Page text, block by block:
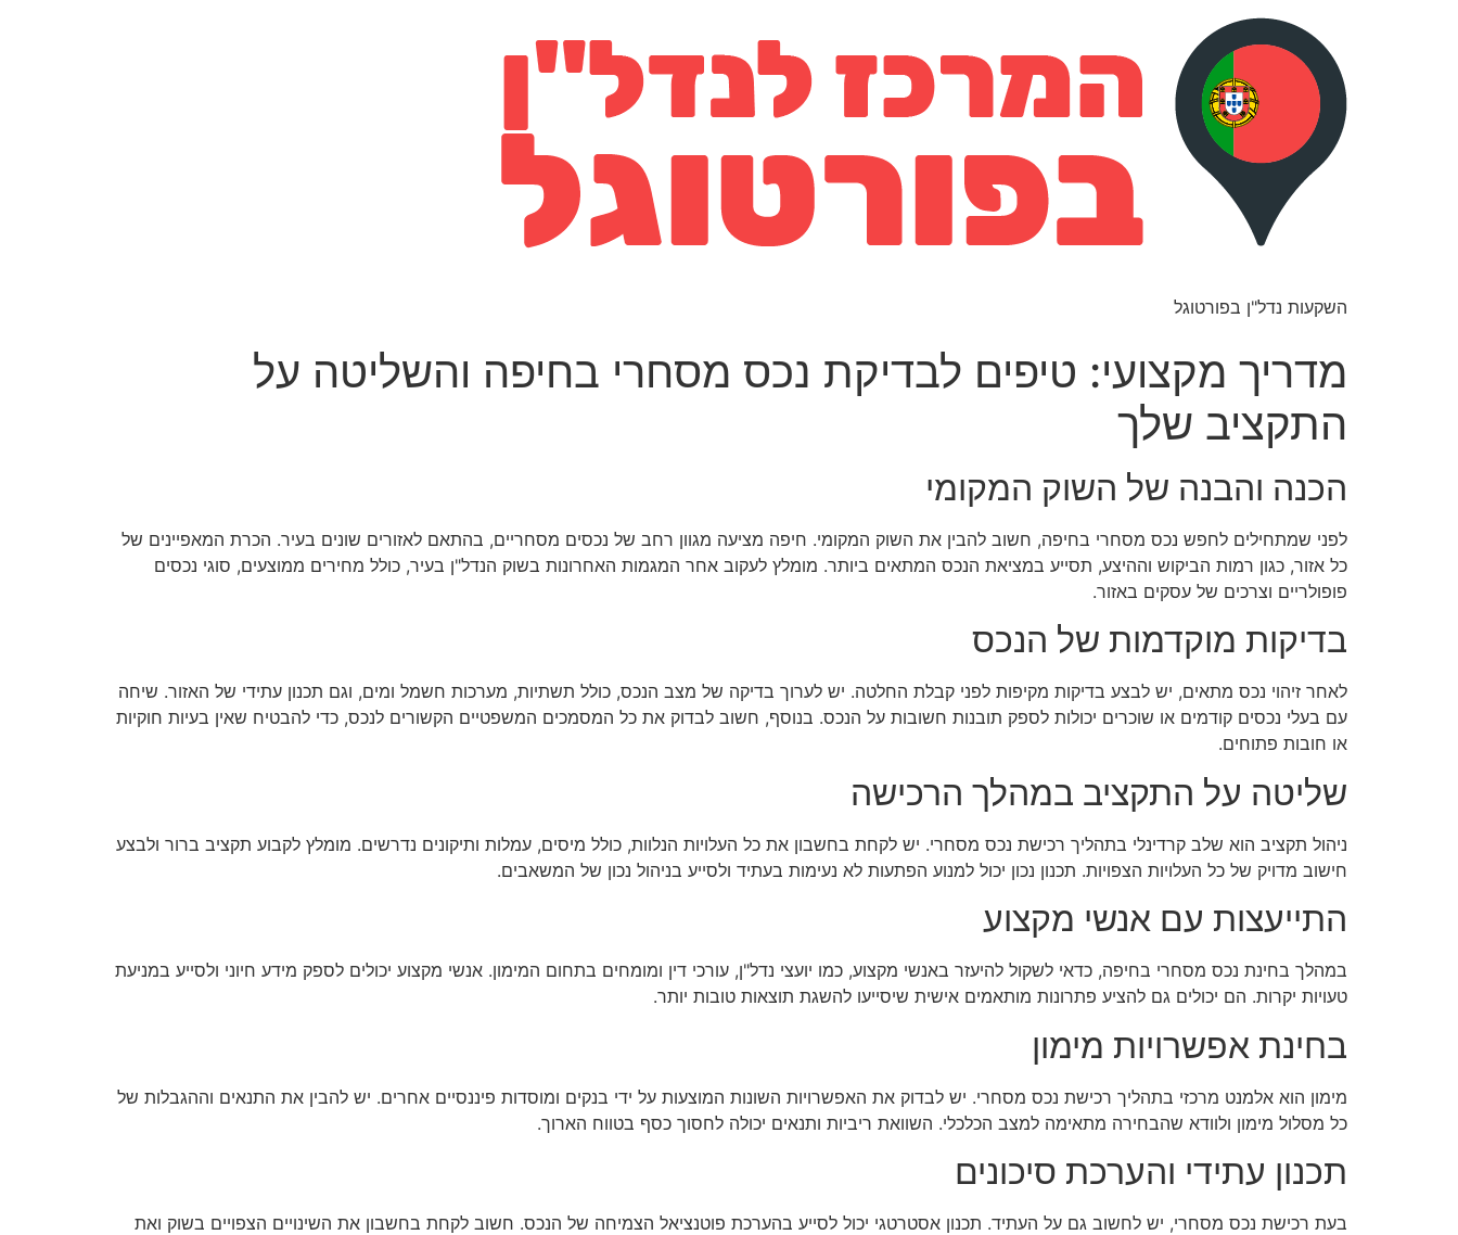
השקעות נדל"ן בפורטוגל
מדריך מקצועי: טיפים לבדיקת נכס מסחרי בחיפה והשליטה על
התקציב שלך
הכנה והבנה של השוק המקומי
לפני שמתחילים לחפש נכס מסחרי בחיפה, חשוב להבין את השוק המקומי. חיפה מציעה מגוון רחב של נכסים מסחריים, בהתאם לאזורים שונים בעיר. הכרת המאפיינים של
כל אזור, כגון רמות הביקוש וההיצע, תסייע במציאת הנכס המתאים ביותר. מומלץ לעקוב אחר המגמות האחרונות בשוק הנדל"ן בעיר, כולל מחירים ממוצעים, סוגי נכסים
פופולריים וצרכים של עסקים באזור.
בדיקות מוקדמות של הנכס
לאחר זיהוי נכס מתאים, יש לבצע בדיקות מקיפות לפני קבלת החלטה. יש לערוך בדיקה של מצב הנכס, כולל תשתיות, מערכות חשמל ומים, וגם תכנון עתידי של האזור. שיחה
עם בעלי נכסים קודמים או שוכרים יכולות לספק תובנות חשובות על הנכס. בנוסף, חשוב לבדוק את כל המסמכים המשפטיים הקשורים לנכס, כדי להבטיח שאין בעיות חוקיות
או חובות פתוחים.
שליטה על התקציב במהלך הרכישה
ניהול תקציב הוא שלב קרדינלי בתהליך רכישת נכס מסחרי. יש לקחת בחשבון את כל העלויות הנלוות, כולל מיסים, עמלות ותיקונים נדרשים. מומלץ לקבוע תקציב ברור ולבצע
חישוב מדויק של כל העלויות הצפויות. תכנון נכון יכול למנוע הפתעות לא נעימות בעתיד ולסייע בניהול נכון של המשאבים.
התייעצות עם אנשי מקצוע
במהלך בחינת נכס מסחרי בחיפה, כדאי לשקול להיעזר באנשי מקצוע, כמו יועצי נדל"ן, עורכי דין ומומחים בתחום המימון. אנשי מקצוע יכולים לספק מידע חיוני ולסייע במניעת
טעויות יקרות. הם יכולים גם להציע פתרונות מותאמים אישית שיסייעו להשגת תוצאות טובות יותר.
בחינת אפשרויות מימון
מימון הוא אלמנט מרכזי בתהליך רכישת נכס מסחרי. יש לבדוק את האפשרויות השונות המוצעות על ידי בנקים ומוסדות פיננסיים אחרים. יש להבין את התנאים וההגבלות של
כל מסלול מימון ולוודא שהבחירה מתאימה למצב הכלכלי. השוואת ריביות ותנאים יכולה לחסוך כסף בטווח הארוך.
תכנון עתידי והערכת סיכונים
בעת רכישת נכס מסחרי, יש לחשוב גם על העתיד. תכנון אסטרטגי יכול לסייע בהערכת פוטנציאל הצמיחה של הנכס. חשוב לקחת בחשבון את השינויים הצפויים בשוק ואת